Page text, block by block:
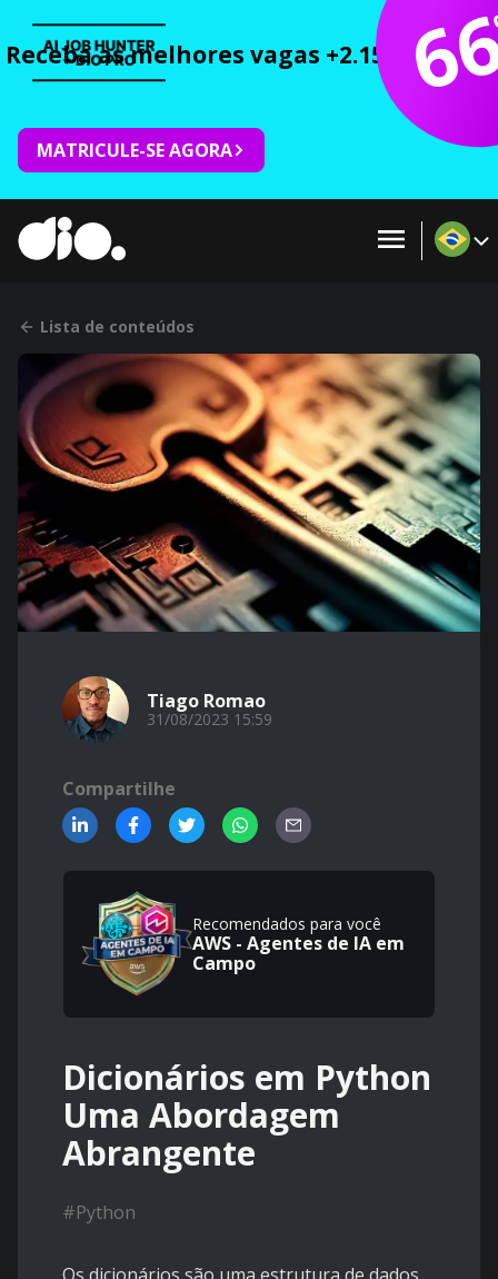
Receba as melhores vagas +2.150 cursos
MATRICULE-SE AGORA
Lista de conteúdos
Tiago Romao
31/08/2023 15:59
Compartilhe
Recomendados para você
AWS - Agentes de IA em
Campo
Dicionários em Python
Uma Abordagem
Abrangente
#Python